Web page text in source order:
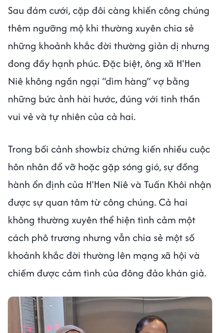
Sau đám cưới, cặp đôi càng khiến công chúng
thêm ngưỡng mộ khi thường xuyên chia sẻ
những khoảnh khắc đời thường giản dị nhưng
đong đầy hạnh phúc. Đặc biệt, ông xã H'Hen
Niê không ngần ngại “dìm hàng” vợ bằng
những bức ảnh hài hước, đúng với tinh thần
vui vẻ và tự nhiên của cả hai.
Trong bối cảnh showbiz chứng kiến nhiều cuộc
hôn nhân đổ vỡ hoặc gặp sóng gió, sự đồng
hành ổn định của H'Hen Niê và Tuấn Khôi nhận
được sự quan tâm từ công chúng. Cả hai
không thường xuyên thể hiện tình cảm một
cách phô trương nhưng vẫn chia sẻ một số
khoảnh khắc đời thường lên mạng xã hội và
chiếm được cảm tình của đông đảo khán giả.